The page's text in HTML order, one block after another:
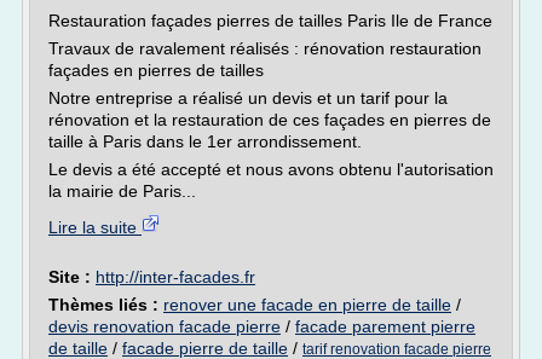
Restauration façades pierres de tailles Paris Ile de France
Travaux de ravalement réalisés : rénovation restauration
façades en pierres de tailles
Notre entreprise a réalisé un devis et un tarif pour la
rénovation et la restauration de ces façades en pierres de
taille à Paris dans le 1er arrondissement.
Le devis a été accepté et nous avons obtenu l'autorisation
la mairie de Paris...
Lire la suite
Site : http://inter-facades.fr
Thèmes liés : renover une facade en pierre de taille /
devis renovation facade pierre / facade parement pierre
de taille / facade pierre de taille / tarif renovation facade pierre